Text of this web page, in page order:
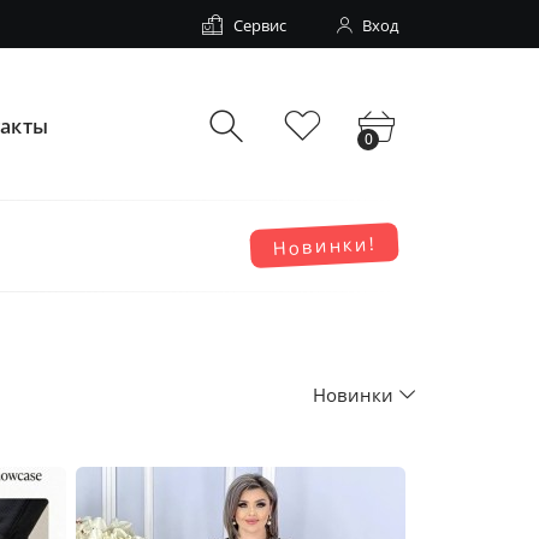
Сервис Вход
0
Новинки!
Новинки